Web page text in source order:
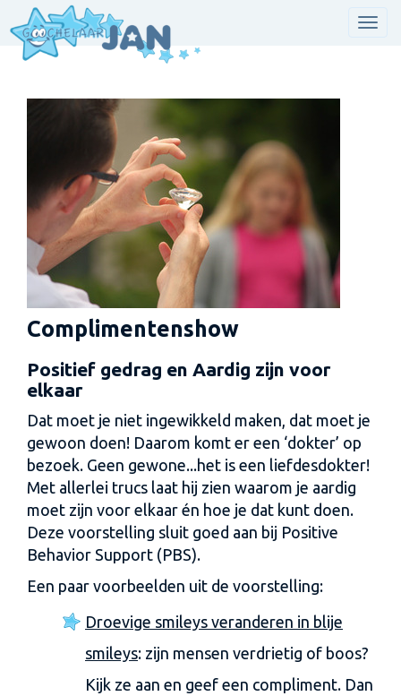
Complimentenshow
Positief gedrag en Aardig zijn voor
elkaar
Dat moet je niet ingewikkeld maken, dat moet je
gewoon doen! Daarom komt er een ‘dokter’ op
bezoek. Geen gewone...het is een liefdesdokter!
Met allerlei trucs laat hij zien waarom je aardig
moet zijn voor elkaar én hoe je dat kunt doen.
Deze voorstelling sluit goed aan bij Positive
Behavior Support (PBS).
Een paar voorbeelden uit de voorstelling:
Droevige smileys veranderen in blije
smileys: zijn mensen verdrietig of boos?
Kijk ze aan en geef een compliment. Dan